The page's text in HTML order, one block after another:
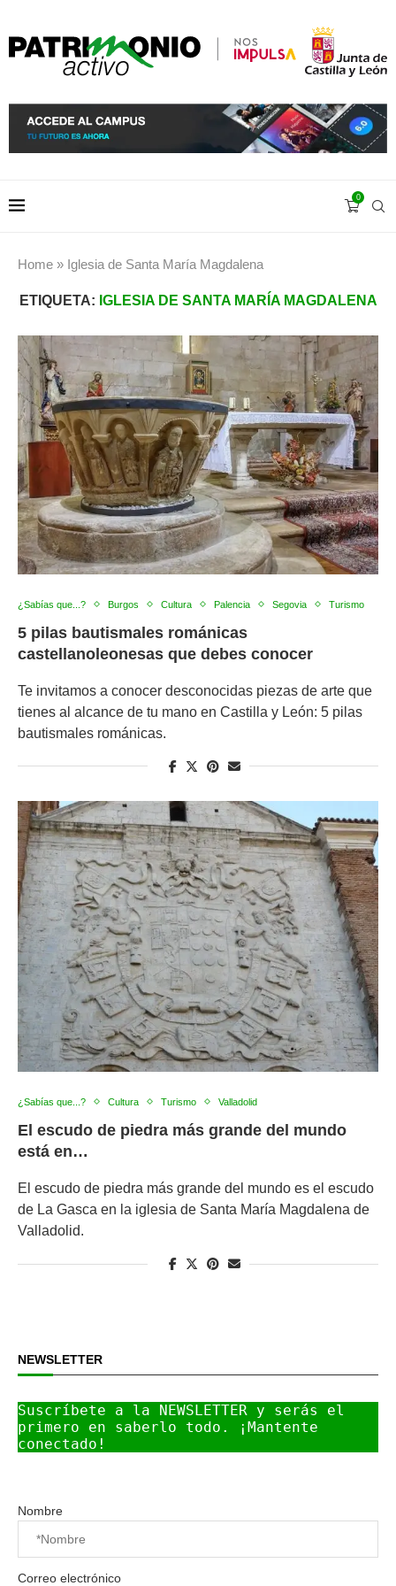
0
Home » Iglesia de Santa María Magdalena
ETIQUETA: IGLESIA DE SANTA MARÍA MAGDALENA
¿Sabías que...? Burgos Cultura Palencia Segovia Turismo
5 pilas bautismales románicas
castellanoleonesas que debes conocer
Te invitamos a conocer desconocidas piezas de arte que
tienes al alcance de tu mano en Castilla y León: 5 pilas
bautismales románicas.
¿Sabías que...? Cultura Turismo Valladolid
El escudo de piedra más grande del mundo
está en…
El escudo de piedra más grande del mundo es el escudo
de La Gasca en la iglesia de Santa María Magdalena de
Valladolid.
NEWSLETTER
Suscríbete a la NEWSLETTER y serás el
primero en saberlo todo. ¡Mantente
conectado!
Nombre
Correo electrónico